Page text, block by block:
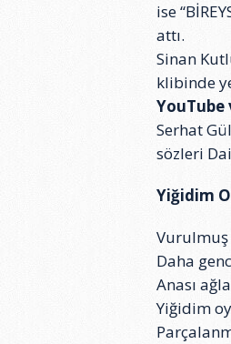
ise
attı.
Sinan
klibinde
Serhat
sözleri
Yiğidim
Vurulmuş
Daha
Anası
Yiğidim